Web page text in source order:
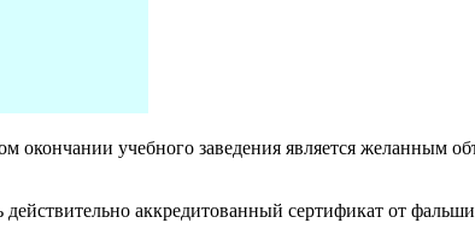
окончании учебного заведения является желанным
аккредитованный сертификат от